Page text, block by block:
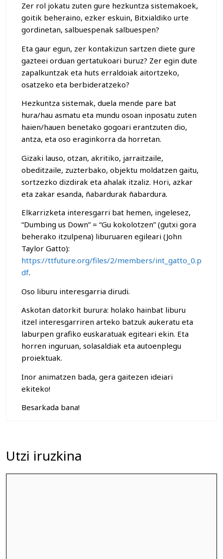
Zer rol jokatu zuten gure hezkuntza sistemakoek,
goitik beheraino, ezker eskuin, Bitxialdiko urte
gordinetan, salbuespenak salbuespen?
Eta gaur egun, zer kontakizun sartzen diete gure
gazteei orduan gertatukoari buruz? Zer egin dute
zapalkuntzak eta huts erraldoiak aitortzeko,
osatzeko eta berbideratzeko?
Hezkuntza sistemak, duela mende pare bat
hura/hau asmatu eta mundu osoan inposatu zuten
haien/hauen benetako gogoari erantzuten dio,
antza, eta oso eraginkorra da horretan.
Gizaki lauso, otzan, akritiko, jarraitzaile,
obeditzaile, zuzterbako, objektu moldatzen gaitu,
sortzezko dizdirak eta ahalak itzaliz. Hori, azkar
eta zakar esanda, ñabardurak ñabardura.
Elkarrizketa interesgarri bat hemen, ingelesez,
“Dumbing us Down” = “Gu kokolotzen” (gutxi gora
beherako itzulpena) liburuaren egileari (John
Taylor Gatto):
https://ttfuture.org/files/2/members/int_gatto_0.p
df.
Oso liburu interesgarria dirudi.
Askotan datorkit burura: holako hainbat liburu
itzel interesgarriren arteko batzuk aukeratu eta
laburpen grafiko euskaratuak egiteari ekin. Eta
horren inguruan, solasaldiak eta autoenplegu
proiektuak.
Inor animatzen bada, gera gaitezen ideiari
ekiteko!
Besarkada bana!
Utzi iruzkina